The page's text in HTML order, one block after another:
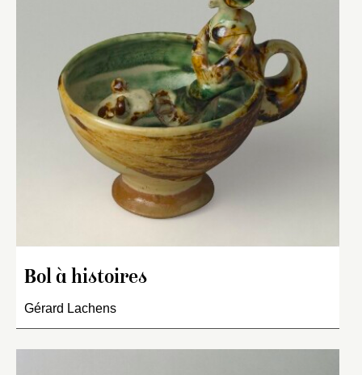
Bol à histoires
Gérard Lachens